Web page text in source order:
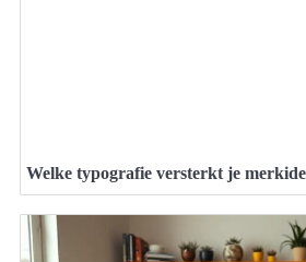
Welke typografie versterkt je